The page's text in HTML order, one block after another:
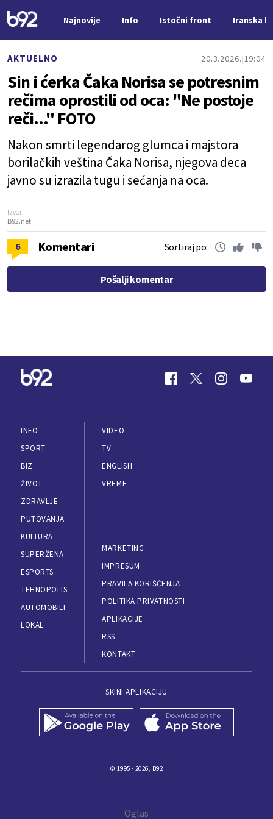
Najnovije Info Istočni front Iranska
AKTUELNO 20.3.2026. 19:04
Sin i ćerka Čaka Norisa se potresnim
rečima oprostili od oca: "Ne postoje
reči..." FOTO
Nakon smrti legendarog glumca i majstora
borilačkih veština Čaka Norisa, njegova deca
javno su izrazila tugu i sećanja na oca.
Izvor:
B92.net
6 Komentari Sortiraj po:
Pošalji komentar
INFO
SPORT
BIZ
ŽIVOT
ZDRAVLJE
PUTOVANJA
KULTURA
SUPERŽENA
ESPORTS
TEHNOPOLIS
AUTOMOBILI
LOKAL
VIDEO
TV
ENGLISH
VREME
MARKETING
IMPRESUM
PRAVILA KORIŠĆENJA
POLITIKA PRIVATNOSTI
APLIKACIJE
RSS
KONTAKT
SKINI APLIKACIJU
© 1995 - 2026, B92